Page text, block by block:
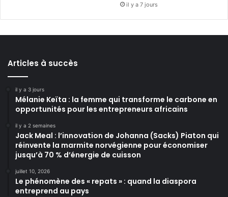
il y a 7 jours
Articles à succès
il y a 3 jours
Mélanie Keïta : la femme qui transforme le carbone en
opportunités pour les entrepreneurs africains
il y a 2 semaines
Jack Meal : l’innovation de Johanna (Sacks) Piaton qui
réinvente la marmite norvégienne pour économiser
jusqu’à 70 % d’énergie de cuisson
juillet 10, 2026
Le phénomène des « repats » : quand la diaspora
entreprend au pays